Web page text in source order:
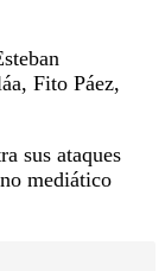
Fito Páez,
sus ataques
mediático